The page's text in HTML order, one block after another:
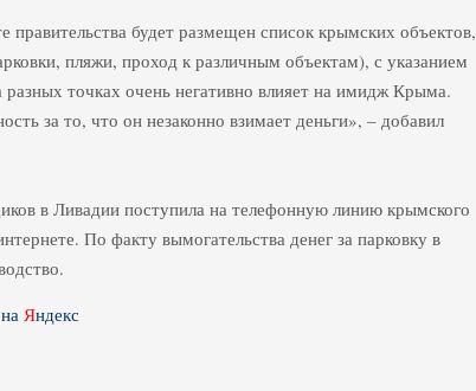
будет размещен список крымских объектов,
пляжи, проход к различным объектам), с указанием
точках очень негативно влияет на имидж Крыма.
за то, что он незаконно взимает деньги», – добавил
в Ливадии поступила на телефонную линию крымского
По факту вымогательства денег за парковку в
Яндекс